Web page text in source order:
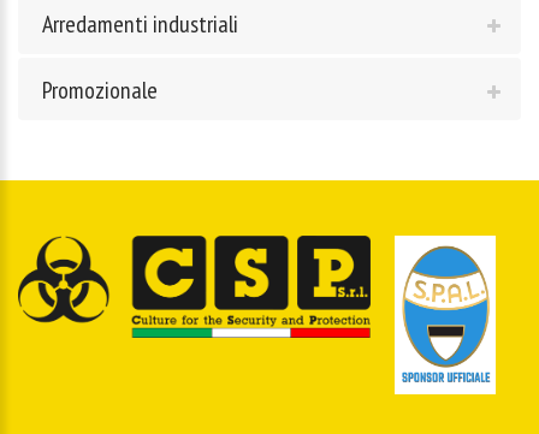
Arredamenti industriali
Promozionale